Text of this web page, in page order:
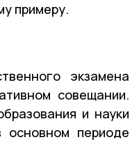
примеру.
экзамена
совещании.
и науки
основном периоде